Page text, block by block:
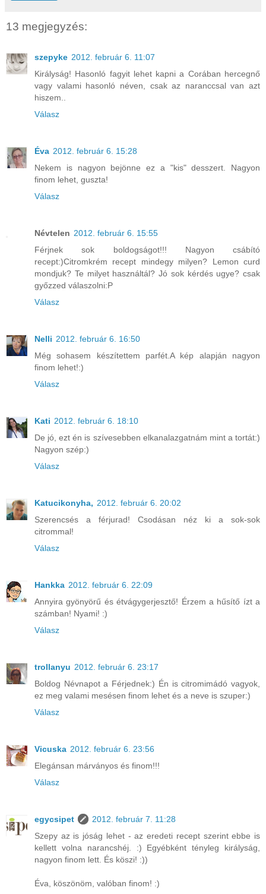
13 megjegyzés:
szepyke 2012. február 6. 11:07
Királyság! Hasonló fagyit lehet kapni a Corában hercegnő
vagy valami hasonló néven, csak az naranccsal van azt
hiszem..
Válasz
Éva 2012. február 6. 15:28
Nekem is nagyon bejönne ez a "kis" desszert. Nagyon
finom lehet, guszta!
Válasz
Névtelen 2012. február 6. 15:55
Férjnek sok boldogságot!!! Nagyon csábító
recept:)Citromkrém recept mindegy milyen? Lemon curd
mondjuk? Te milyet használtál? Jó sok kérdés ugye? csak
győzzed válaszolni:P
Válasz
Nelli 2012. február 6. 16:50
Még sohasem készítettem parfét.A kép alapján nagyon
finom lehet!:)
Válasz
Kati 2012. február 6. 18:10
De jó, ezt én is szívesebben elkanalazgatnám mint a tortát:)
Nagyon szép:)
Válasz
Katucikonyha, 2012. február 6. 20:02
Szerencsés a férjurad! Csodásan néz ki a sok-sok
citrommal!
Válasz
Hankka 2012. február 6. 22:09
Annyira gyönyörű és étvágygerjesztő! Érzem a hűsítő ízt a
számban! Nyami! :)
Válasz
trollanyu 2012. február 6. 23:17
Boldog Névnapot a Férjednek:) Én is citromimádó vagyok,
ez meg valami mesésen finom lehet és a neve is szuper:)
Válasz
Vicuska 2012. február 6. 23:56
Elegánsan márványos és finom!!!
Válasz
egycsipet
2012. február 7. 11:28
Szepy az is jóság lehet - az eredeti recept szerint ebbe is
kellett volna narancshéj. :) Egyébként tényleg királyság,
nagyon finom lett. És köszi! :))
Éva, köszönöm, valóban finom! :)